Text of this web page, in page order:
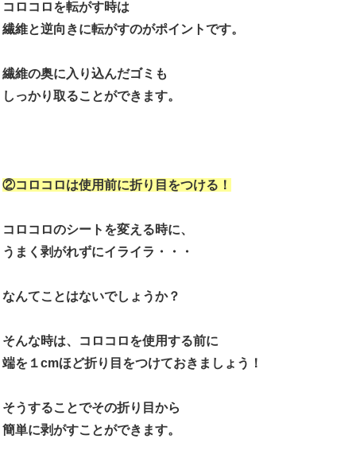
コロコロを転がす時は
繊維と逆向きに転がすのがポイントです。
繊維の奥に入り込んだゴミも
しっかり取ることができます。
②コロコロは使用前に折り目をつける！
コロコロのシートを変える時に、
うまく剥がれずにイライラ・・・
なんてことはないでしょうか？
そんな時は、コロコロを使用する前に
端を１cmほど折り目をつけておきましょう！
そうすることでその折り目から
簡単に剥がすことができます。